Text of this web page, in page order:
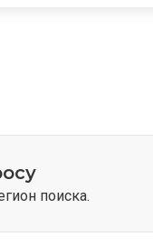
поиска.